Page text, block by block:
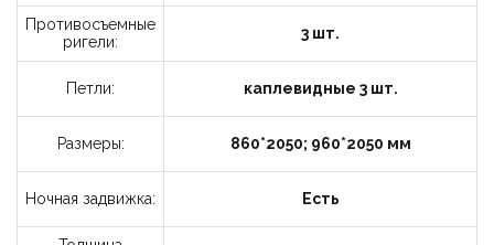
Противосъемные
ригели:
3 шт.
Петли: каплевидные 3 шт.
Размеры: 860*2050; 960*2050 мм
Ночная задвижка: Есть